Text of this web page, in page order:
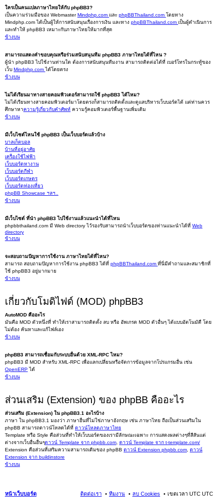
ใครเป็นคนแปลภาษาไทยให้กับ phpBB3?
เป็นความร่วมมือของ WebmasterMindphp.com และ phpBBThailand.com โดยทาง
Mindphp.com ได้เป็นผู้ให้การสนับสนุนเรื่องการเงิน และทาง phpBBThailand.com เป็นผู้ดำเนินการ
และทำให้ phpBB3 เหมาะกับภาษาไทยให้มากที่สุด
ข้างบน
สามารถแสดงคำขอบคุณหรือร่วมสนับสนุนทีม phpBB3 ภาษาไทยได้ที่ไหน ?
ผู้นำ phpBB3 ไปใช้งานท่านใด ต้องการสนับสนุนทีมงาน สามารถติดต่อได้ที่ เบอร์โทรในกระทู้ของ
เว็บ Mindphp.comได้โดยตรง
ข้างบน
ไม่ได้เรียนมาทางสายคอมพิวเตอร์สามารถใช้ phpBB3 ได้ไหม?
ไม่ได้เรียนทางสายคอมพิวเตอร์มาโดยตรงก็สามารถติดตั้งและดูแลบริหารเว็บบอร์ดได้ แต่ท่านควร
ศึกษาหาความรู้เกี่ยวกับคำศัพท์ ความรู้คอมพิวเตอร์พื้นฐานเพิ่มเติม
ข้างบน
มีเว็บไซต์ไหนใช้ phpBB3 เป็นเว็บบอร์ดแล้วบ้าง
บาลเก็ตบอล
บ้านที่อยู่อาศัย
เครื่องใช้ไฟฟ้า
เว็บบอร์ดหางาน
เว็บบอร์ดกีฬา
เว็บบอร์ดเกษตร
เว็บบอร์ดท่องเที่ยว
phpBB Showcase ฯลฯ..
ข้างบน
มีเว็บไซต์ ที่นำ phpBB3 ไปใช้งานแล้วแนะนำได้ที่ไหน
phpbbthailand.com มี Web directory ไว้รองรับสามารถนำเว็บบอร์ดของท่านแนะนำได้ที่ Web
directory
ข้างบน
จะสอบถามปัญหาการใช้งาน ภาษาไทยได้ที่ไหน?
สามารถ สอบถามปัญหาการใช้งาน phpBB3 ได้ที่ phpBBThailand.com ที่นี่มีคำถามและสมาชิกที่
ใช้ phpBB3 อยู่มากมาย
ข้างบน
เกี่ยวกับโมดิไฟด์ (MOD) phpBB3
AutoMOD คืออะไร
มันคือ MOD ตัวหนึ่งที่ ทำให้เราสามารถติดตั้ง ลบ หรือ อัพเกรด MOD ตัวอื่นๆ ได้แบบอัตโนมัตื โดย
ไม่ต้อง ค้นหาและแก้ไฟล์เอง
ข้างบน
phpBB3 สามารถเชื่อมกับระบบอื่นด้วย XML-RPC ไหม?
phpBB3 มี MOD สำหรับ XML-RPC เพื่อแลกเปลี่ยนหรือจัดการข้อมูลจากโปรแกรมอื่น เช่น
OpenERPได้
ข้างบน
ส่วนเสริม (Extension) ของ phpBB คืออะไร
ส่วนเสริม (Extension) ใน phpBB3.1 อะไรบ้าง
ภาษา ใน phpBB3.1 มองว่า ภาษาอื่นที่ไม่ใช่ภาษาอังกฤษ เช่น ภาษาไทย ถือเป็นส่วนเสริมใน
phpBB สามารถดาวน์โหลดได้ที่ ดาวน์โหลดภาษาไทย
Template หรือ Style คือส่วนที่ทำให้เว็บบอร์ดของเรามีลักษณะเฉพาะ การแสดงผลต่างๆที่สีสันแต่
ต่างจากเว็บอื่นอื่นๆดาวน์ Template จาก phpbb.com ดาวน์ Template จาก t-template.com/
Extension คือส่วนที่เสริมความสามารถเดิมของ phpBB ดาวน์ Extension phpbb.com ดาวน์
Extension จาก buildinstore
ข้างบน
หน้าเว็บบอร์ด เขตเวลา UTC UTC
ลบ Cookies
ทีมงาน
ติดต่อเรา